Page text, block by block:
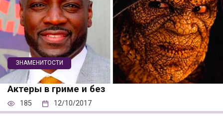
ЗНАМЕНИТОСТИ
Актеры в гриме и без
185 12/10/2017